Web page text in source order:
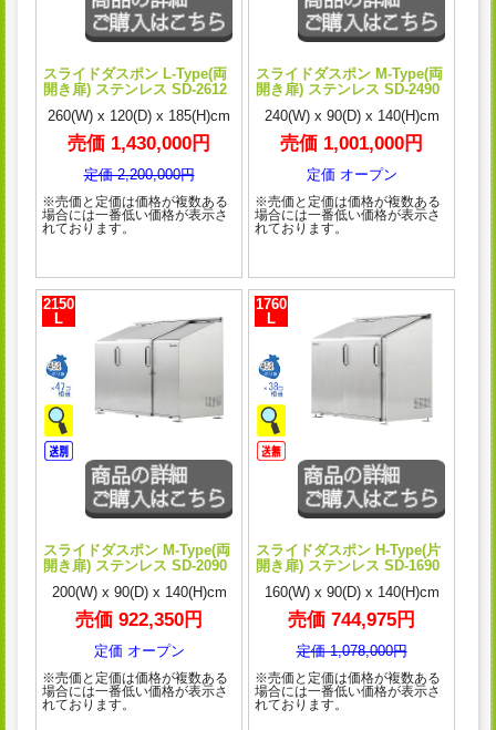
スライドダスポン L-Type(両
開き扉) ステンレス SD-2612
260(W) x 120(D) x 185(H)cm
売価 1,430,000円
定価 2,200,000円
※売価と定価は価格が複数ある
場合には一番低い価格が表示さ
れております。
スライドダスポン M-Type(両
開き扉) ステンレス SD-2490
240(W) x 90(D) x 140(H)cm
売価 1,001,000円
定価 オープン
※売価と定価は価格が複数ある
場合には一番低い価格が表示さ
れております。
2150
L
スライドダスポン M-Type(両
開き扉) ステンレス SD-2090
200(W) x 90(D) x 140(H)cm
売価 922,350円
定価 オープン
※売価と定価は価格が複数ある
場合には一番低い価格が表示さ
れております。
1760
L
スライドダスポン H-Type(片
開き扉) ステンレス SD-1690
160(W) x 90(D) x 140(H)cm
売価 744,975円
定価 1,078,000円
※売価と定価は価格が複数ある
場合には一番低い価格が表示さ
れております。